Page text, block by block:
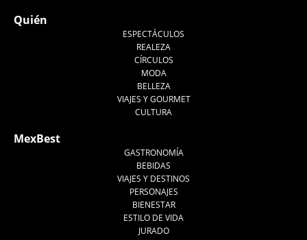
Quién
ESPECTÁCULOS
REALEZA
CÍRCULOS
MODA
BELLEZA
VIAJES Y GOURMET
CULTURA
MexBest
GASTRONOMÍA
BEBIDAS
VIAJES Y DESTINOS
PERSONAJES
BIENESTAR
ESTILO DE VIDA
JURADO